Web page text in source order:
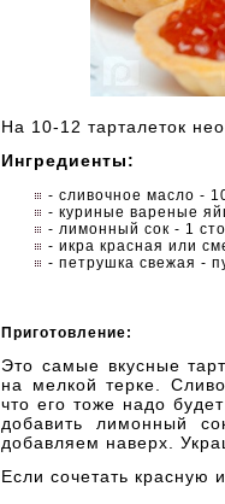
На 10-12 тарталеток
Ингредиенты:
- сливочное масло -
- куриные вареные
- лимонный сок - 1
- икра красная или
- петрушка свежая -
Приготовление:
Это самые вкусные
на мелкой терке.
что его тоже надо
добавить лимонный
добавляем наверх.
Если сочетать красную